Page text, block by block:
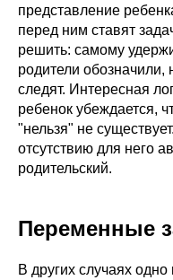
представление
перед ним ставят
решить: самому
родители
следят. Интересная
ребенок убеждается,
"нельзя" не
отсутствию для него
родительский.
Переменные
В других случаях